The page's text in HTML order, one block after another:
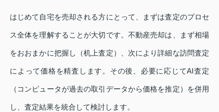
はじめて自宅を売却される方にとって、まずは査定のプロセ
ス全体を理解することが大切です。不動産売却は、まず相場
をおおまかに把握し（机上査定）、次により詳細な訪問査定
によって価格を精査します。その後、必要に応じてAI査定
（コンピュータが過去の取引データから価格を推定）を併用
し、査定結果を統合して検討します。